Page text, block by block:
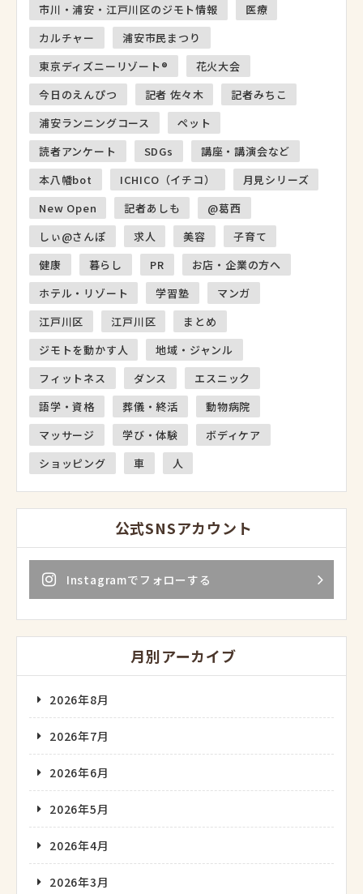
市川・浦安・江戸川区のジモト情報
医療
カルチャー
浦安市民まつり
東京ディズニーリゾート®
花火大会
今日のえんぴつ
記者 佐々木
記者みちこ
浦安ランニングコース
ペット
読者アンケート
SDGs
講座・講演会など
本八幡bot
ICHICO（イチコ）
月見シリーズ
New Open
記者あしも
@葛西
しぃ@さんぽ
求人 美容
子育て
健康
暮らし PR
お店・企業の方へ
ホテル・リゾート
学習塾
マンガ
江戸川区
江戸川区
まとめ
ジモトを動かす人
地域・ジャンル
フィットネス
ダンス
エスニック
語学・資格
葬儀・終活
動物病院
マッサージ
学び・体験
ボディケア
ショッピング
車 人
公式SNSアカウント
Instagramでフォローする
月別アーカイブ
2026年8月
2026年7月
2026年6月
2026年5月
2026年4月
2026年3月